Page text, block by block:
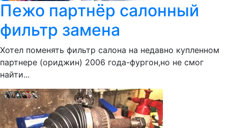
Пежо партнёр салонный
фильтр замена
Хотел поменять фильтр салона на недавно купленном
партнере (ориджин) 2006 года-фургон,но не смог
найти...